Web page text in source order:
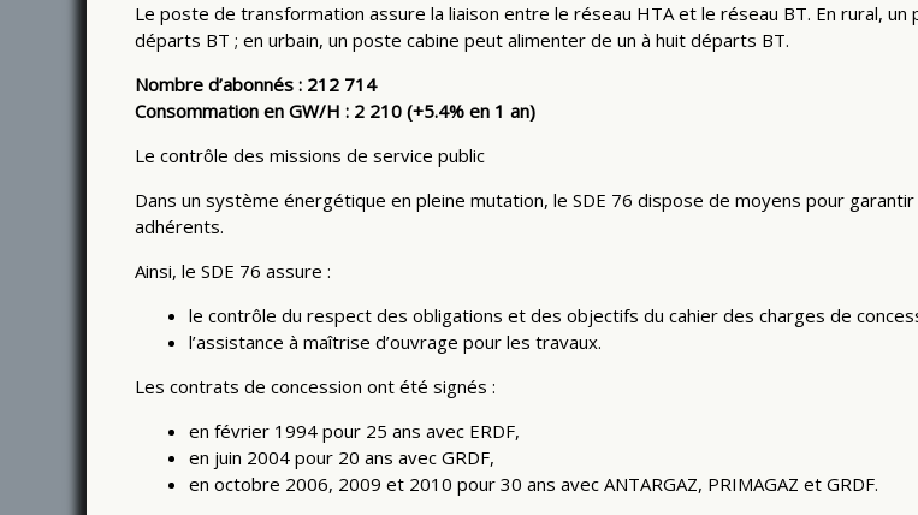
Le poste de transformation assure la liaison entre le réseau HTA et le réseau BT. En rural,
départs BT ; en urbain, un poste cabine peut alimenter de un à huit départs BT.
Nombre d’abonnés : 212 714
Consommation en GW/H : 2 210 (+5.4% en 1 an)
Le contrôle des missions de service public
Dans un système énergétique en pleine mutation, le SDE 76 dispose de moyens pour
adhérents.
Ainsi, le SDE 76 assure :
le contrôle du respect des obligations et des objectifs du cahier des charges de
l’assistance à maîtrise d’ouvrage pour les travaux.
Les contrats de concession ont été signés :
en février 1994 pour 25 ans avec ERDF,
en juin 2004 pour 20 ans avec GRDF,
en octobre 2006, 2009 et 2010 pour 30 ans avec ANTARGAZ, PRIMAGAZ et GRDF.